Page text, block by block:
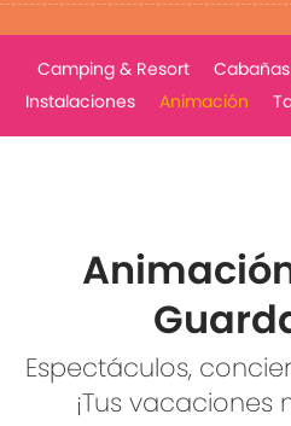
Camping & Resort
Instalaciones
Animación
Espectáculos,
¡Tus vacaciones